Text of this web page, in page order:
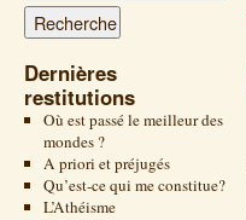
Dernières
restitutions
Où est passé le meilleur des
mondes ?
A priori et préjugés
Qu’est-ce qui me constitue?
L’Athéisme